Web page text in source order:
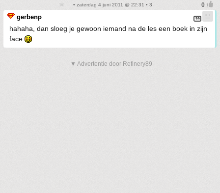
• zaterdag 4 juni 2011 @ 22:31 • 3
gerbenp
hahaha, dan sloeg je gewoon iemand na de les een boek in zijn
face
▼ Advertentie door Refinery89